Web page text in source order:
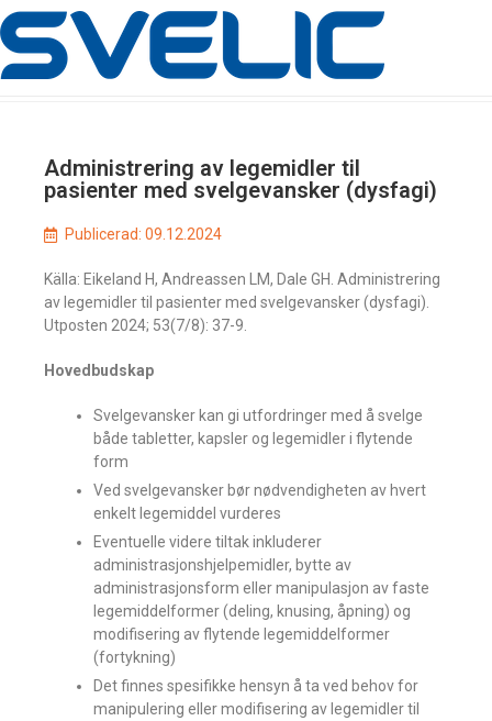
Administrering av legemidler til
pasienter med svelgevansker (dysfagi)
Publicerad: 09.12.2024
Källa: Eikeland H, Andreassen LM, Dale GH. Administrering
av legemidler til pasienter med svelgevansker (dysfagi).
Utposten 2024; 53(7/8): 37-9.
Hovedbudskap
Svelgevansker kan gi utfordringer med å svelge
både tabletter, kapsler og legemidler i flytende
form
Ved svelgevansker bør nødvendigheten av hvert
enkelt legemiddel vurderes
Eventuelle videre tiltak inkluderer
administrasjonshjelpemidler, bytte av
administrasjonsform eller manipulasjon av faste
legemiddelformer (deling, knusing, åpning) og
modifisering av flytende legemiddelformer
(fortykning)
Det finnes spesifikke hensyn å ta ved behov for
manipulering eller modifisering av legemidler til